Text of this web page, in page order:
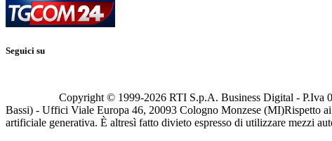
Seguici su
Copyright © 1999-2026 RTI S.p.A. Business Digital - P.Iva
Bassi) - Uffici Viale Europa 46, 20093 Cologno Monzese (MI)Rispetto
artificiale generativa. È altresì fatto divieto espresso di utilizzare mezzi